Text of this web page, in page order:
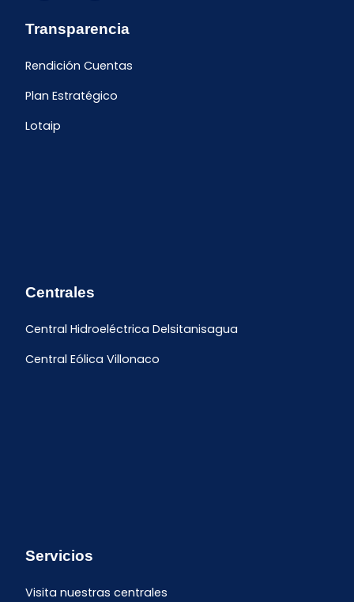
Transparencia
Rendición Cuentas
Plan Estratégico
Lotaip
Centrales
Central Hidroeléctrica Delsitanisagua
Central Eólica Villonaco
Servicios
Visita nuestras centrales